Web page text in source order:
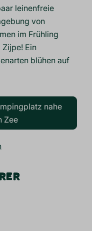
leinenfreie
von
im Frühling
Zijpe! Ein
blühen auf
nahe
Zee